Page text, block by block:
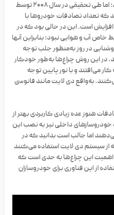
این قانون سابقه‌ای چند ده ساله دارد؛ اما طی تحقیقی در سال ۲۰۰۸ توسط
که تعداد تصادفات خودروها با
افزایش است. این در حالی بود که در
خاص آب و هوایی نبود؛ بنابراین آنها
روشنایی در روز به‌منظور جلب توجه
در این روش چراغ‌ها به‌طور خودکار
می‌افتند و با نور پایین توجه
به‌واقع دی لایت مانند فانوسی
هنوز عده زیادی کاربردی بهتر از
خودروسازهای داخلی نیز به نصب این
اما جالب است بدانید که در
از سیستم دی لایت استفاده می‌کنند
اهمیت این چراغ‌ها به حدی است که
از این فناوری برای خودروسازان